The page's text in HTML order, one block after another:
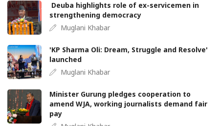
Deuba highlights role of ex-servicemen in
strengthening democracy
Muglani Khabar
'KP Sharma Oli: Dream, Struggle and Resolve'
launched
Muglani Khabar
Minister Gurung pledges cooperation to
amend WJA, working journalists demand fair
pay